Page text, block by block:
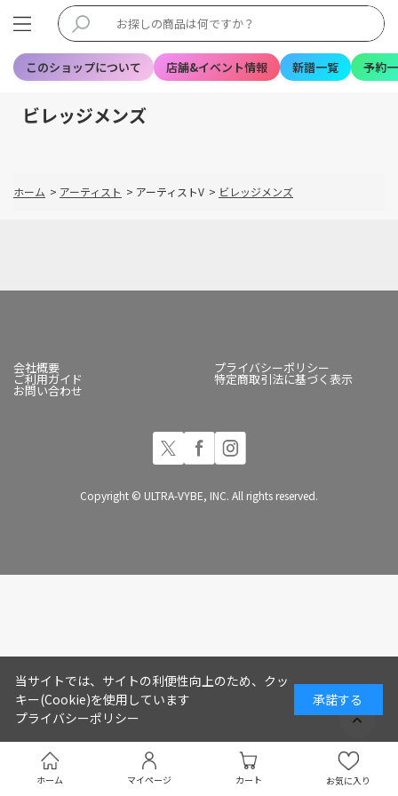
このショップについて 店舗&イベント情報 新譜一覧 予約
ホーム マイページ カート お気に入り
ビレッジメンズ
ホーム > アーティスト > アーティストV > ビレッジメンズ
会社概要 プライバシーポリシー
ご利用ガイド 特定商取引法に基づく表示
お問い合わせ
Copyright © ULTRA-VYBE, INC. All rights reserved.
当サイトでは、サイトの利便性向上のため、クッ
キー(Cookie)を使用しています
プライバシーポリシー
承諾する